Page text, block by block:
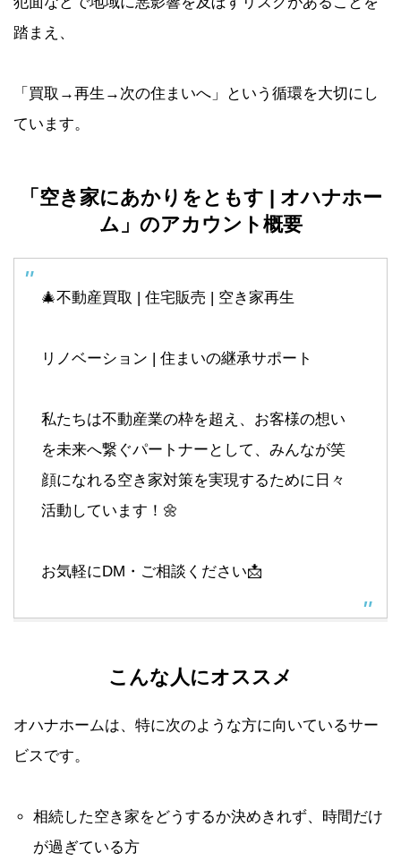
踏まえ、
「買取→再生→次の住まいへ」という循環を大切にし
ています。
「空き家にあかりをともす
オハナホー
ム」のアカウント概要
🎄不動産買取 | 住宅販売 | 空き家再生
リノベーション | 住まいの継承サポート
私たちは不動産業の枠を超え、お客様の想い
を未来へ繋ぐパートナーとして、みんなが笑
顔になれる空き家対策を実現するために日々
活動しています！🌼
お気軽にDM・ご相談ください📩
こんな人にオススメ
オハナホームは、特に次のような方に向いているサー
ビスです。
相続した空き家をどうするか決めきれず、時間だけ
が過ぎている方